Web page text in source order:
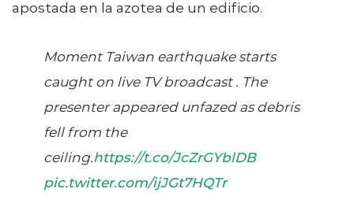
apostada en la azotea de un edificio.
Moment Taiwan earthquake starts
caught on live TV broadcast . The
presenter appeared unfazed as debris
fell from the
ceiling.https://t.co/JcZrGYblDB
pic.twitter.com/ijJGt7HQTr